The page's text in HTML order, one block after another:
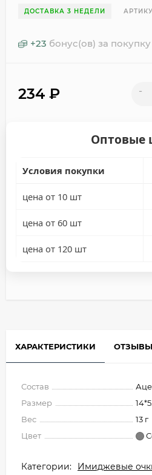
ДОСТАВКА 3 НЕДЕЛИ
+23 бонус(ов) за покупку
234 ₽ -
Оптовые
Условия покупки
цена от 10 шт
цена от 60 шт
цена от 120 шт
ХАРАКТЕРИСТИКИ ОТЗЫВЫ
Состав
Размер
Вес
13 г
Цвет
Категории:
Имиджевые